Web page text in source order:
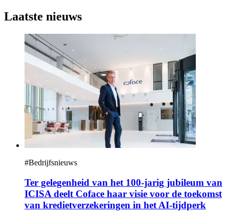
Laatste nieuws
#Bedrijfsnieuws
Ter gelegenheid van het 100-jarig jubileum van
ICISA deelt Coface haar visie voor de toekomst
van kredietverzekeringen in het AI-tijdperk